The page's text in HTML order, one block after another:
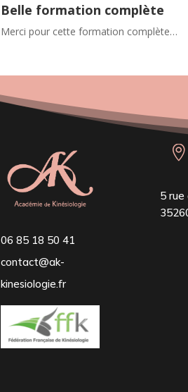
Belle formation complète
Merci pour cette formation complète…
06 85 18 50 41
contact@ak-
kinesiologie.fr

5